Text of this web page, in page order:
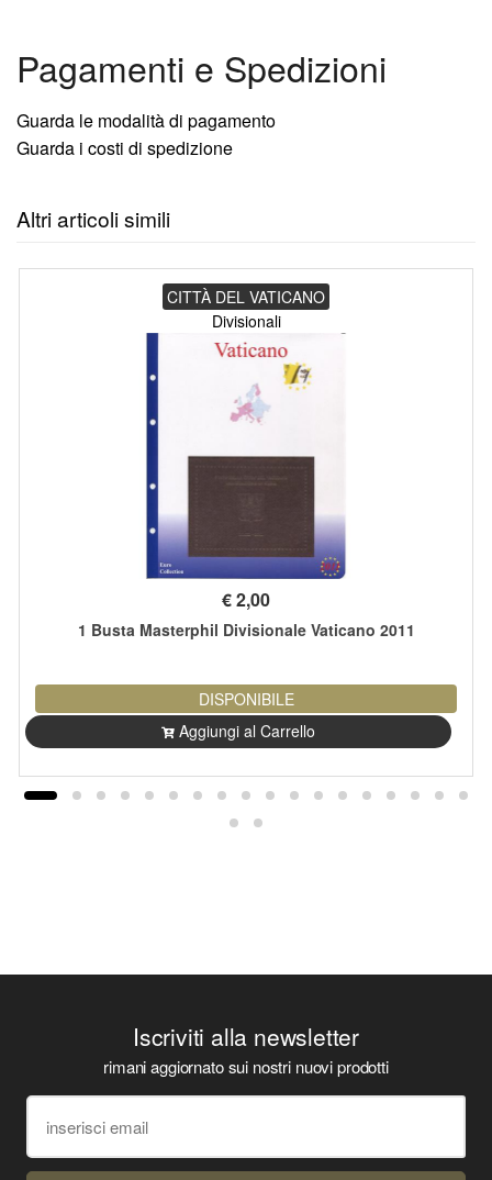
Pagamenti e Spedizioni
Guarda le modalità di pagamento
Guarda i costi di spedizione
Altri articoli simili
CITTÀ DEL VATICANO
Divisionali
€2,00
1 Busta Masterphil Divisionale Vaticano 2011
DISPONIBILE
Aggiungi al Carrello
Iscriviti alla newsletter
rimani aggiornato sui nostri nuovi prodotti